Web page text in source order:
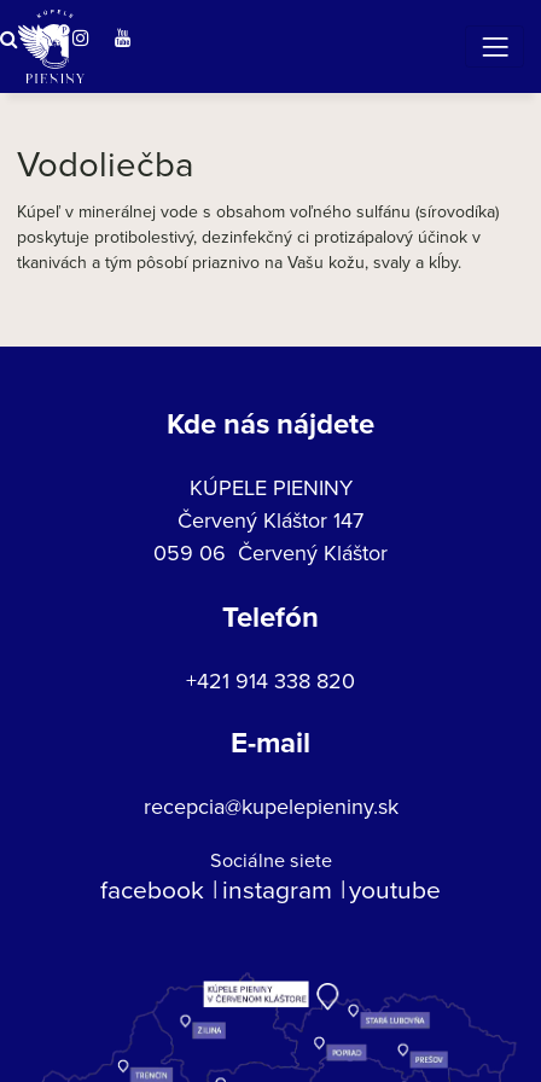
Vodoliečba
Kúpeľ v minerálnej vode s obsahom voľného sulfánu (sírovodíka)
poskytuje protibolestivý, dezinfekčný ci protizápalový účinok v
tkanivách a tým pôsobí priaznivo na Vašu kožu, svaly a kĺby.
Kde nás nájdete
KÚPELE PIENINY
Červený Kláštor 147
059 06 Červený Kláštor
Telefón
+421 914 338 820
E-mail
recepcia@kupelepieniny.sk
Sociálne siete
facebook instagram youtube